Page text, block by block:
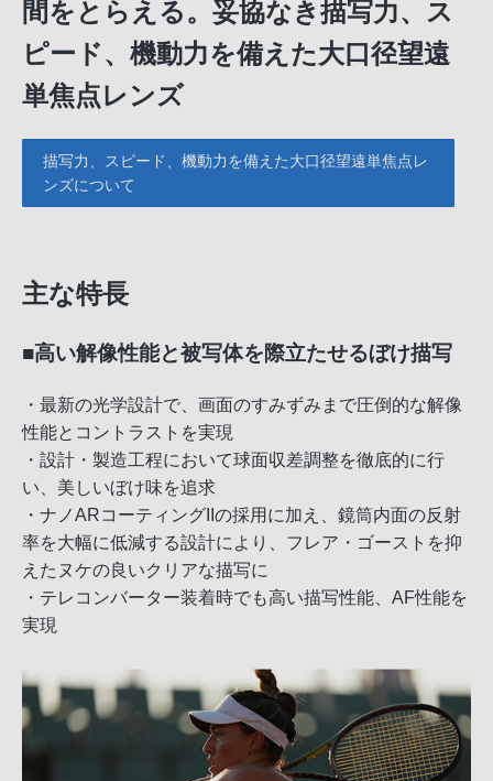
間をとらえる。妥協なき描写力、ス
ピード、機動力を備えた大口径望遠
単焦点レンズ
描写力、スピード、機動力を備えた大口径望遠単焦点レ
ンズについて
主な特長
■高い解像性能と被写体を際立たせるぼけ描写
・最新の光学設計で、画面のすみずみまで圧倒的な解像
性能とコントラストを実現
・設計・製造工程において球面収差調整を徹底的に行
い、美しいぼけ味を追求
・ナノARコーティングIIの採用に加え、鏡筒内面の反射
率を大幅に低減する設計により、フレア・ゴーストを抑
えたヌケの良いクリアな描写に
・テレコンバーター装着時でも高い描写性能、AF性能を
実現